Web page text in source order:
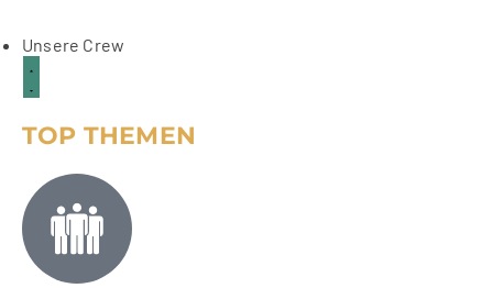
Apr.
Unsere Crew
TOP THEMEN